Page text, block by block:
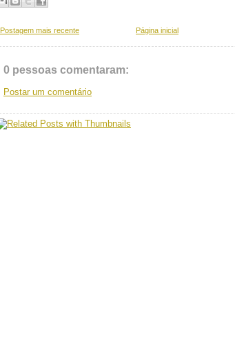
Postagem mais recente Página inicial
0 pessoas comentaram:
Postar um comentário